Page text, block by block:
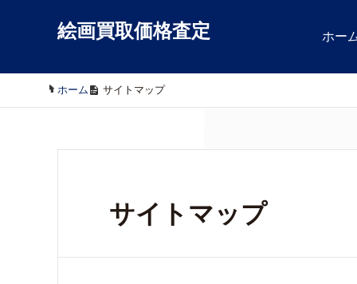
絵画買取価格査定 ホー
ホーム / サイトマップ
サイトマップ